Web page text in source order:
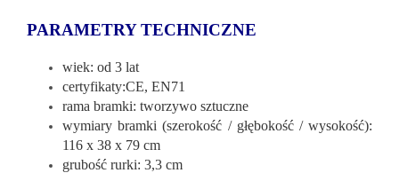
PARAMETRY TECHNICZNE
wiek: od 3 lat
certyfikaty:CE, EN71
rama bramki: tworzywo sztuczne
wymiary bramki (szerokość / głębokość / wysokość):
116 x 38 x 79 cm
grubość rurki: 3,3 cm